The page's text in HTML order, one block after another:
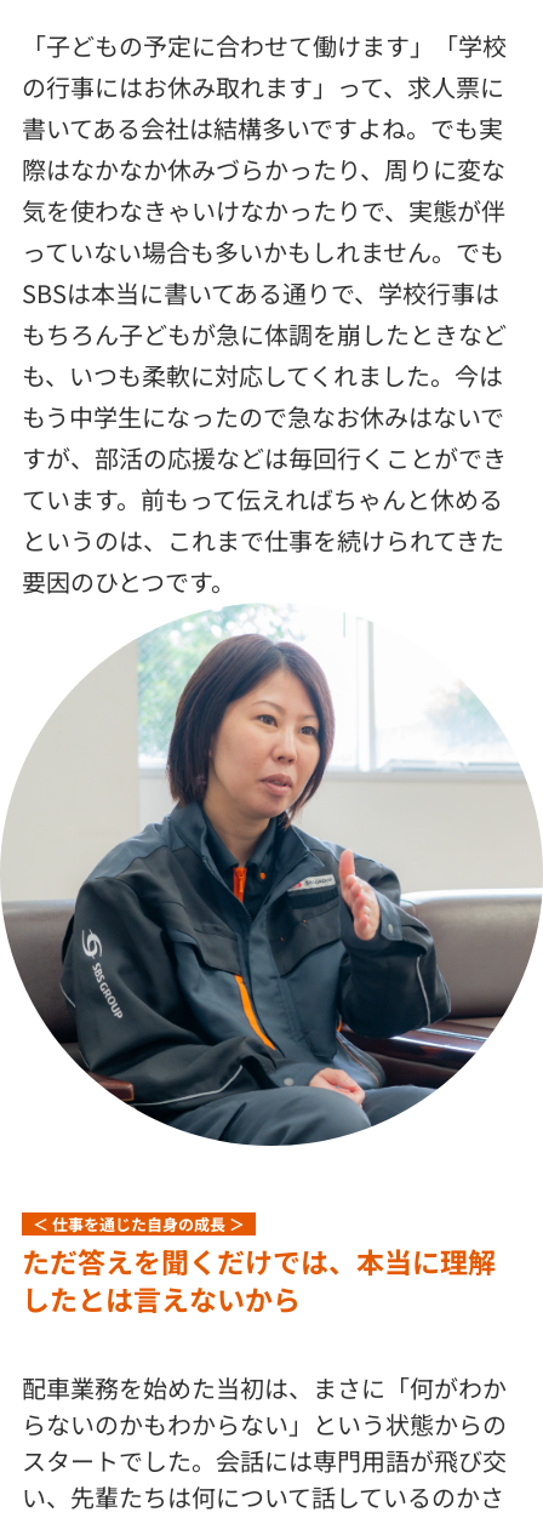
「子どもの予定に合わせて働けます」「学校
の行事にはお休み取れます」って、求人票に
書いてある会社は結構多いですよね。でも実
際はなかなか休みづらかったり、周りに変な
気を使わなきゃいけなかったりで、実態が伴
っていない場合も多いかもしれません。でも
SBSは本当に書いてある通りで、学校行事は
もちろん子どもが急に体調を崩したときなど
も、いつも柔軟に対応してくれました。今は
もう中学生になったので急なお休みはないで
すが、部活の応援などは毎回行くことができ
ています。前もって伝えればちゃんと休める
というのは、これまで仕事を続けられてきた
要因のひとつです。
＜ 仕事を通じた自身の成長 ＞
ただ答えを聞くだけでは、本当に理解
したとは言えないから
配車業務を始めた当初は、まさに「何がわか
らないのかもわからない」という状態からの
スタートでした。会話には専門用語が飛び交
い、先輩たちは何について話しているのかさ